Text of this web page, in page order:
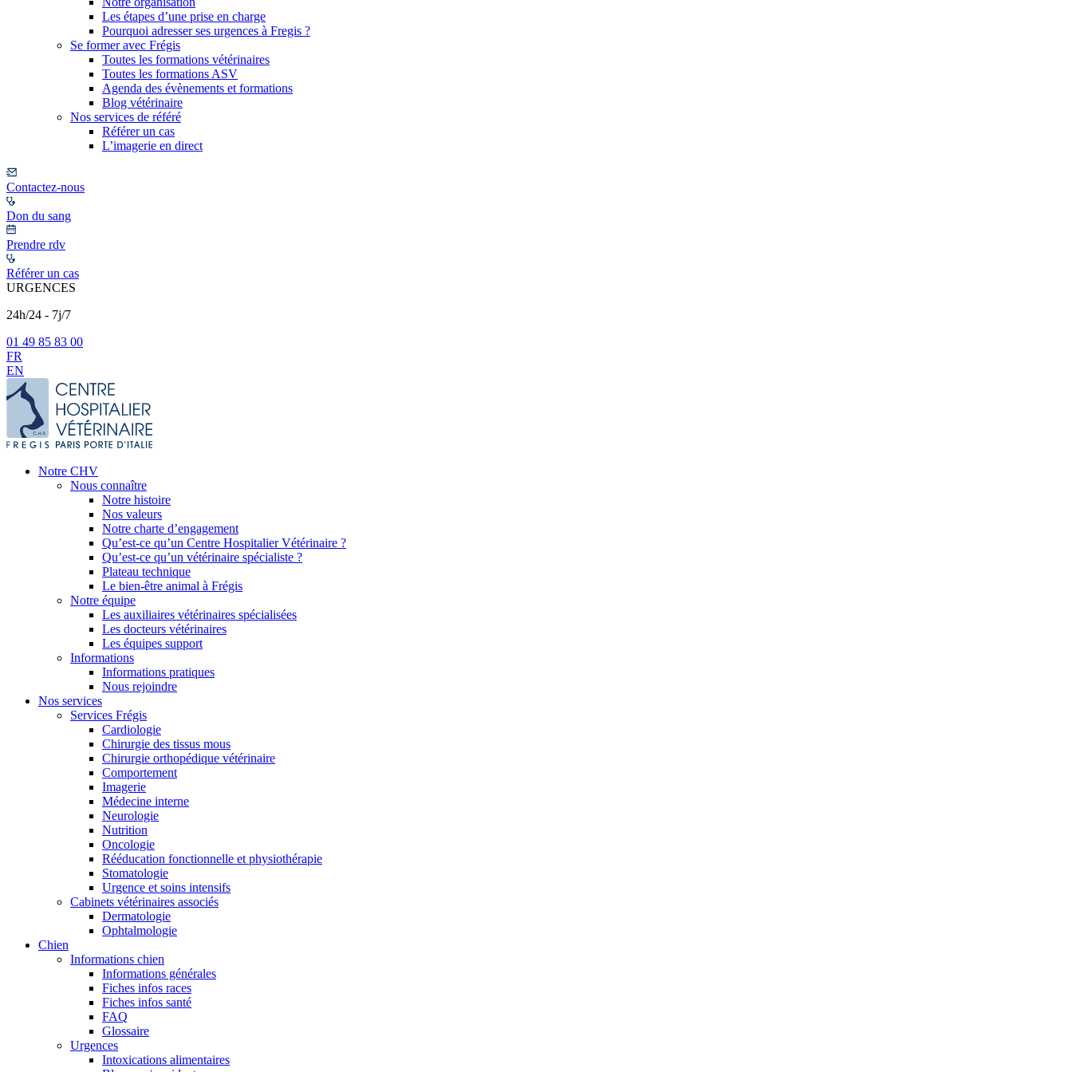
Les étapes d’une prise en charge
Pourquoi adresser ses urgences à Fregis ?
Se former avec Frégis
Toutes les formations vétérinaires
Toutes les formations ASV
Agenda des évènements et formations
Blog vétérinaire
Nos services de référé
Référer un cas
L’imagerie en direct
Contactez-nous
Don du sang
Prendre rdv
Référer un cas
URGENCES
24h/24 - 7j/7
01 49 85 83 00
FR
EN
Notre CHV
Nous connaître
Notre histoire
Nos valeurs
Notre charte d’engagement
Qu’est-ce qu’un Centre Hospitalier Vétérinaire ?
Qu’est-ce qu’un vétérinaire spécialiste ?
Plateau technique
Le bien-être animal à Frégis
Notre équipe
Les auxiliaires vétérinaires spécialisées
Les docteurs vétérinaires
Les équipes support
Informations
Informations pratiques
Nous rejoindre
Nos services
Services Frégis
Cardiologie
Chirurgie des tissus mous
Chirurgie orthopédique vétérinaire
Comportement
Imagerie
Médecine interne
Neurologie
Nutrition
Oncologie
Rééducation fonctionnelle et physiothérapie
Stomatologie
Urgence et soins intensifs
Cabinets vétérinaires associés
Dermatologie
Ophtalmologie
Chien
Informations chien
Informations générales
Fiches infos races
Fiches infos santé
FAQ
Glossaire
Urgences
Intoxications alimentaires